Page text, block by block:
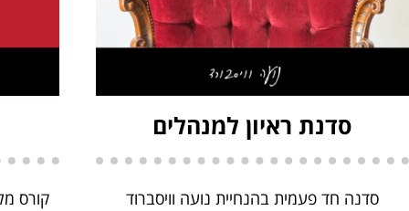
סדנת ראיון למנהלים
סדנה חד פעמית בהנחיית נועה וויסברוד